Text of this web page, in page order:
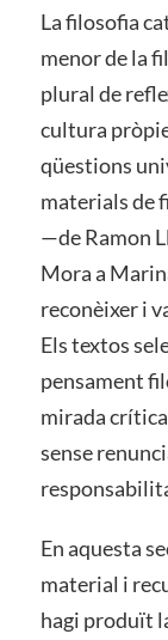
La filosofia
menor de la
plural de
cultura
qüestions
materials de
—de Ramon
Mora a
reconèixer i
Els textos
pensament
mirada
sense
En aquesta
material i
hagi produït